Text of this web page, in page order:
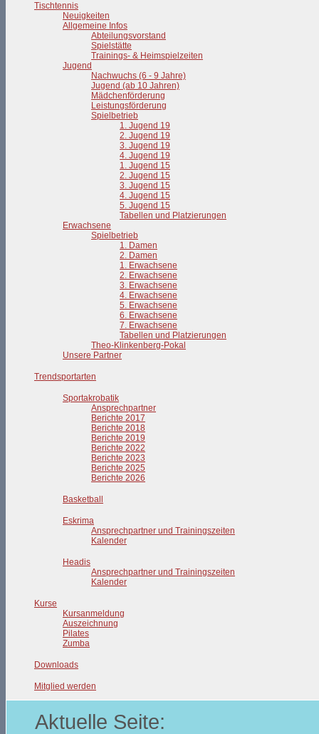
Tischtennis
Neuigkeiten
Allgemeine Infos
Abteilungsvorstand
Spielstätte
Trainings- & Heimspielzeiten
Jugend
Nachwuchs (6 - 9 Jahre)
Jugend (ab 10 Jahren)
Mädchenförderung
Leistungsförderung
Spielbetrieb
1. Jugend 19
2. Jugend 19
3. Jugend 19
4. Jugend 19
1. Jugend 15
2. Jugend 15
3. Jugend 15
4. Jugend 15
5. Jugend 15
Tabellen und Platzierungen
Erwachsene
Spielbetrieb
1. Damen
2. Damen
1. Erwachsene
2. Erwachsene
3. Erwachsene
4. Erwachsene
5. Erwachsene
6. Erwachsene
7. Erwachsene
Tabellen und Platzierungen
Theo-Klinkenberg-Pokal
Unsere Partner
Trendsportarten
Sportakrobatik
Ansprechpartner
Berichte 2017
Berichte 2018
Berichte 2019
Berichte 2022
Berichte 2023
Berichte 2025
Berichte 2026
Basketball
Eskrima
Ansprechpartner und Trainingszeiten
Kalender
Headis
Ansprechpartner und Trainingszeiten
Kalender
Kurse
Kursanmeldung
Auszeichnung
Pilates
Zumba
Downloads
Mitglied werden
Aktuelle Seite: